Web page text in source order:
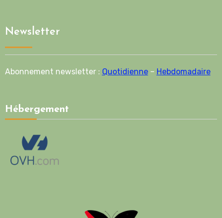
Newsletter
Abonnement newsletter : Quotidienne– Hebdomadaire
Hébergement